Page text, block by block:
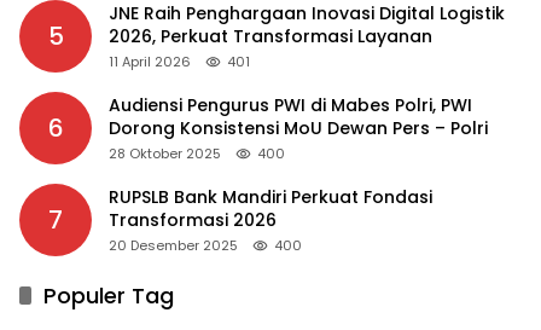
5
JNE Raih Penghargaan Inovasi Digital Logistik
2026, Perkuat Transformasi Layanan
11 April 2026 401
6
Audiensi Pengurus PWI di Mabes Polri, PWI
Dorong Konsistensi MoU Dewan Pers – Polri
28 Oktober 2025 400
7
RUPSLB Bank Mandiri Perkuat Fondasi
Transformasi 2026
20 Desember 2025 400
Populer Tag